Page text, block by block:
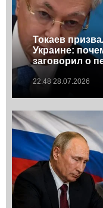
Токаев
Украине:
заговорил о
22:48 28.07.2026